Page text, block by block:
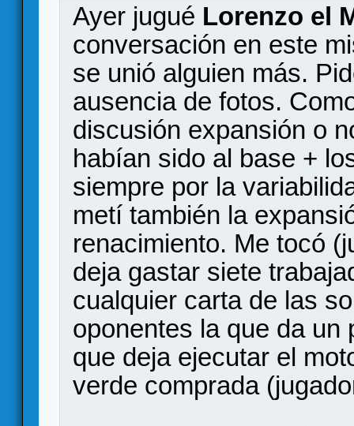
Ayer jugué Lorenzo el
conversación en este
se unió alguien más.
ausencia de fotos.
discusión expansión o
habían sido al base +
siempre por la
metí también la
renacimiento. Me tocó
deja gastar siete
cualquier carta de las
oponentes la que da un
que deja ejecutar el
verde comprada